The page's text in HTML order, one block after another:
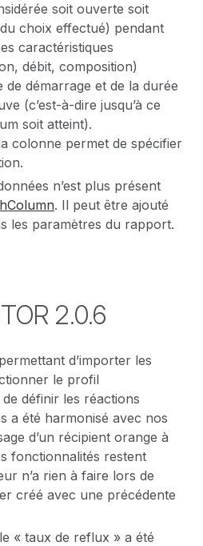
soit ouverte soit
choix effectué) pendant
caractéristiques
débit, composition)
de démarrage et de la durée
(c’est-à-dire jusqu’à ce
soit atteint).
colonne permet de spécifier
n’est plus présent
. Il peut être ajouté
les paramètres du rapport.
2.0.6
d’importer les
le profil
définir les réactions
a été harmonisé avec nos
d’un récipient orange à
fonctionnalités restent
n’a rien à faire lors de
créé avec une précédente
« taux de reflux » a été